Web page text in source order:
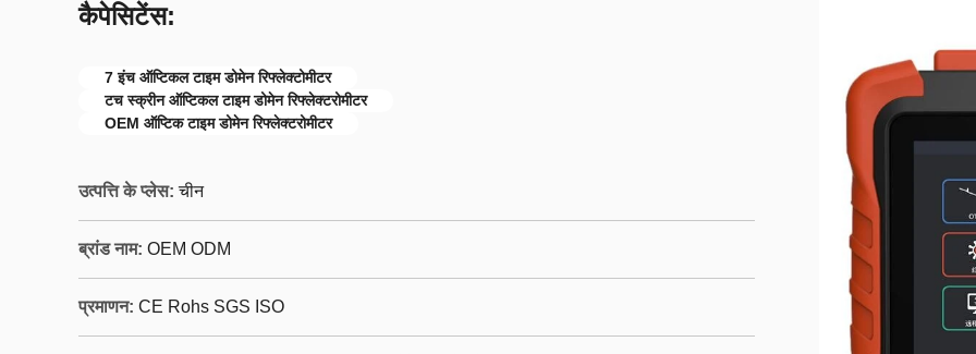
कैपेसिटेंस:
7 इंच ऑप्टिकल टाइम डोमेन रिफ्लेक्टोमीटर
टच स्क्रीन ऑप्टिकल टाइम डोमेन रिफ्लेक्टरोमीटर
OEM ऑप्टिक टाइम डोमेन रिफ्लेक्टरोमीटर
उत्पत्ति के प्लेस: चीन
ब्रांड नाम: OEM ODM
प्रमाणन: CE Rohs SGS ISO